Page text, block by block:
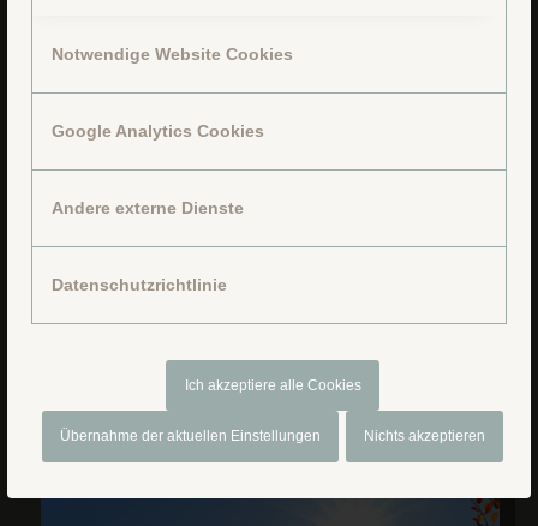
Notwendige Website Cookies
Google Analytics Cookies
Andere externe Dienste
Datenschutzrichtlinie
Ich akzeptiere alle Cookies
Übernahme der aktuellen Einstellungen Nichts akzeptieren